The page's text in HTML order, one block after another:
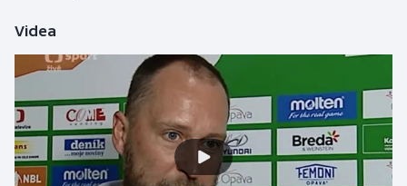
Dostihy
Florbal
Futsal
Golf
Videa